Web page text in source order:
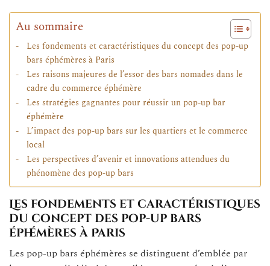
Au sommaire
Les fondements et caractéristiques du concept des pop-up
bars éphémères à Paris
Les raisons majeures de l’essor des bars nomades dans le
cadre du commerce éphémère
Les stratégies gagnantes pour réussir un pop-up bar
éphémère
L’impact des pop-up bars sur les quartiers et le commerce
local
Les perspectives d’avenir et innovations attendues du
phénomène des pop-up bars
Les fondements et caractéristiques
du concept des pop-up bars
éphémères à Paris
Les pop-up bars éphémères se distinguent d’emblée par